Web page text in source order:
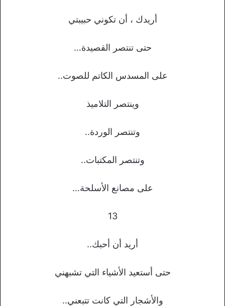
أريدك ، أن تكوني حبيبتي
حتى تنتصر القصيدة…
على المسدس الكاتم للصوت..
وينتصر التلاميذ
وتنتصر الوردة..
وتنتصر المكتبات..
على مصانع الأسلحة…
13
أريد أن أحبك..
حتى أستعيد الأشياء التي تشبهني
والأشجار التي كانت تتبعني..